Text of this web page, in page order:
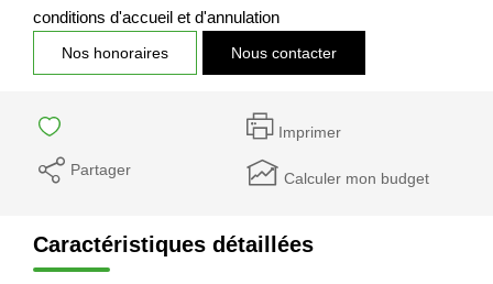
conditions d'accueil et d'annulation
Nos honoraires Nous contacter
Imprimer
Partager Calculer mon budget
Caractéristiques détaillées